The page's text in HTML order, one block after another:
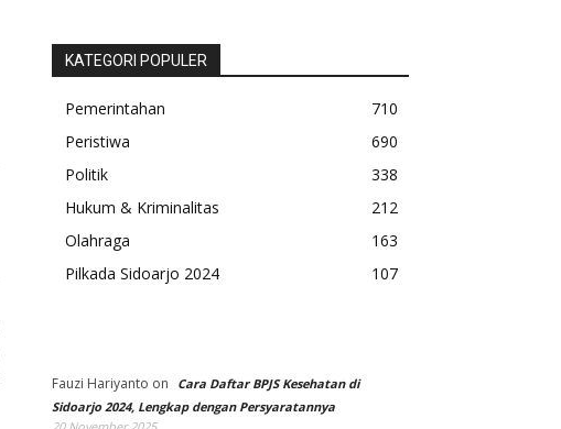
KATEGORI POPULER
Pemerintahan
710
Peristiwa
690
Politik
338
Hukum & Kriminalitas
212
Olahraga
163
Pilkada Sidoarjo 2024
107
Fauzi Hariyanto on
Cara Daftar BPJS Kesehatan di
Sidoarjo 2024, Lengkap dengan Persyaratannya